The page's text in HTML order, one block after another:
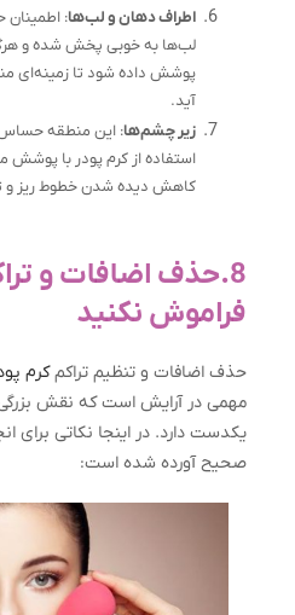
اطراف دهان و لب‌ها: اطمینان
لب‌ها به خوبی پخش شده و
پوشش داده شود تا زمینه‌ای
آید.
زیر چشم‌ها: این منطقه حساس
استفاده از کرم پودر با پوشش
کاهش دیده شدن خطوط ریز و
8.حذف اضافات و
فراموش نکنيد
حذف اضافات و تنظیم تراکمکرم
مهمی در آرایش است که نقش
یکدست دارد. در اینجا نکاتی برای
صحیح آورده شده است: